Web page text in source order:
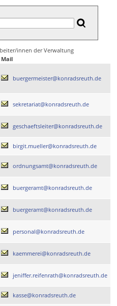
innen der Verwaltung
Mail
buergermeister@konradsreuth.de
sekretariat@konradsreuth.de
geschaeftsleiter@konradsreuth.de
birgit.mueller@konradsreuth.de
ordnungsamt@konradsreuth.de
buergeramt@konradsreuth.de
buergeramt@konradsreuth.de
personal@konradsreuth.de
kaemmerei@konradsreuth.de
jeniffer.reifenrath@konradsreuth.de
kasse@konradsreuth.de